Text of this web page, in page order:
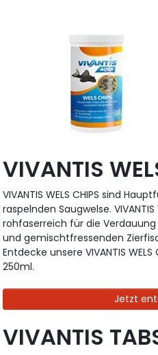
VIVANTIS
VIVANTIS WELS CHIPS sind
raspelnden Saugwelse. VIVANTIS
rohfaserreich für die
und gemischtfressenden
Entdecke unsere VIVANTIS
250ml.
Jetzt
VIVANTIS